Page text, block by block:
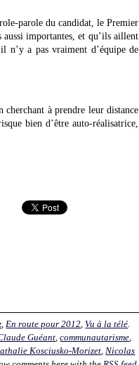
parole du candidat, le Premier
importantes, et qu’ils aillent
n’y a pas vraiment d’équipe de
cherchant à prendre leur distance
bien d’être auto-réalisatrice,
,En route pour 2012,Vu à la télé.
Guéant,communautarisme,
Kosciusko-Morizet,Nicolas